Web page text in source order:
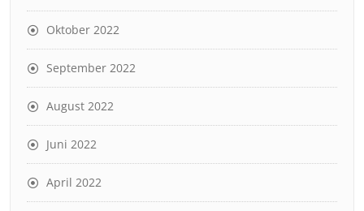
Oktober 2022
September 2022
August 2022
Juni 2022
April 2022